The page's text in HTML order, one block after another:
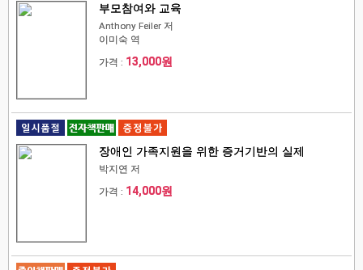
부모참여와 교육
Anthony Feiler 저
이미숙 역
가격 : 13,000원
장애인 가족지원을 위한 증거기반의 실제
박지연 저
가격 : 14,000원